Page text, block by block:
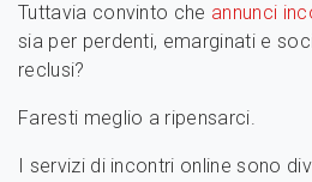
Tuttavia convinto che annunci
sia per perdenti, emarginati e
reclusi?
Faresti meglio a ripensarci.
I servizi di incontri online sono